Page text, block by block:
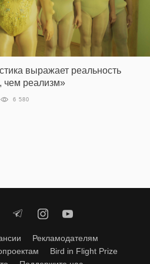
выражает реальность
чем реализм»
6 580
Рекламодателям
Bird in Flight Prize